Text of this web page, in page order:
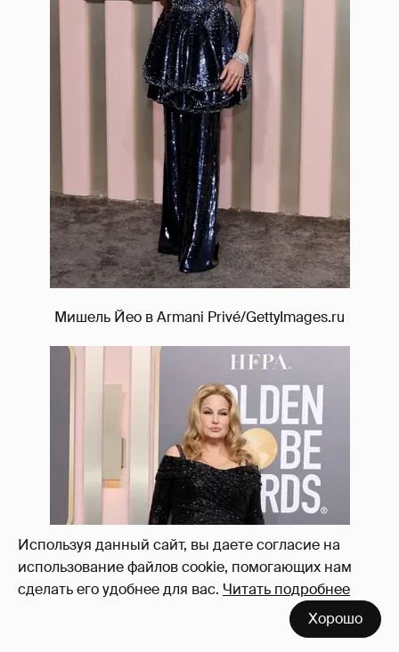
Используя данный сайт, вы даете согласие на
использование файлов cookie, помогающих нам
сделать его удобнее для вас. Читать подробнее
Хорошо
Мишель Йео в Armani Privé/GettyImages.ru